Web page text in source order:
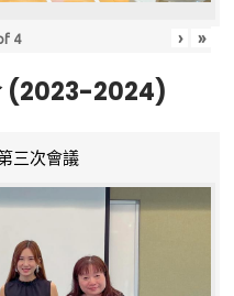
4 › »
(2023-2024)
三次會議